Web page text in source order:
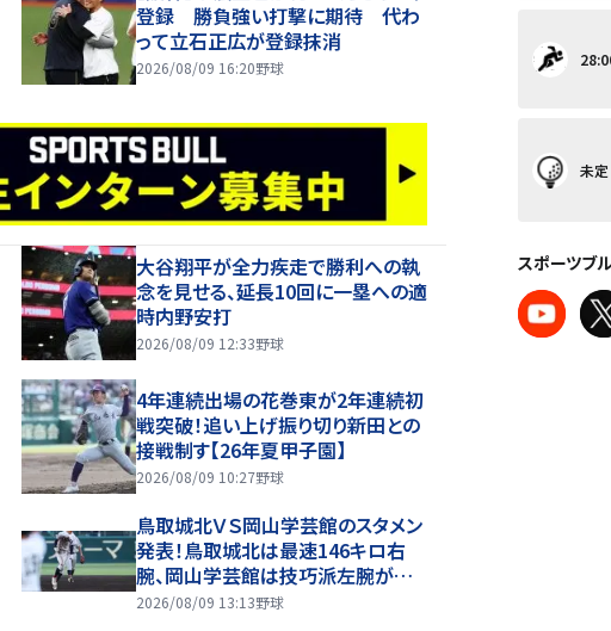
登録 勝負強い打撃に期待 代わ
って立石正広が登録抹消
2026/08/09 16:20野球
大谷翔平が全力疾走で勝利への執
念を見せる、延長10回に一塁への適
時内野安打
2026/08/09 12:33野球
4年連続出場の花巻東が2年連続初
戦突破！追い上げ振り切り新田との
接戦制す【26年夏甲子園】
2026/08/09 10:27野球
鳥取城北ＶＳ岡山学芸館のスタメン
発表！鳥取城北は最速146キロ右
腕、岡山学芸館は技巧派左腕が先
発【26年夏高校野球】
2026/08/09 13:13野球
未定
スポーツブ